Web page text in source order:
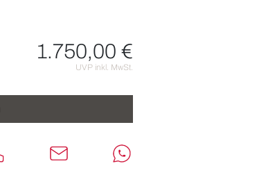
1.750,00 €
UVP inkl. MwSt.